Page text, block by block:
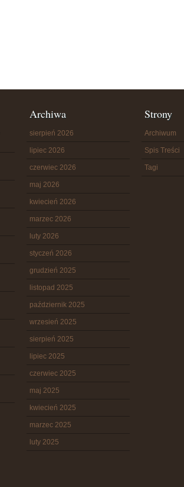
Archiwa
sierpień 2026
lipiec 2026
czerwiec 2026
maj 2026
kwiecień 2026
marzec 2026
luty 2026
styczeń 2026
grudzień 2025
listopad 2025
październik 2025
wrzesień 2025
sierpień 2025
lipiec 2025
czerwiec 2025
maj 2025
kwiecień 2025
marzec 2025
luty 2025
Strony
Archiwum
Spis Treści
Tagi